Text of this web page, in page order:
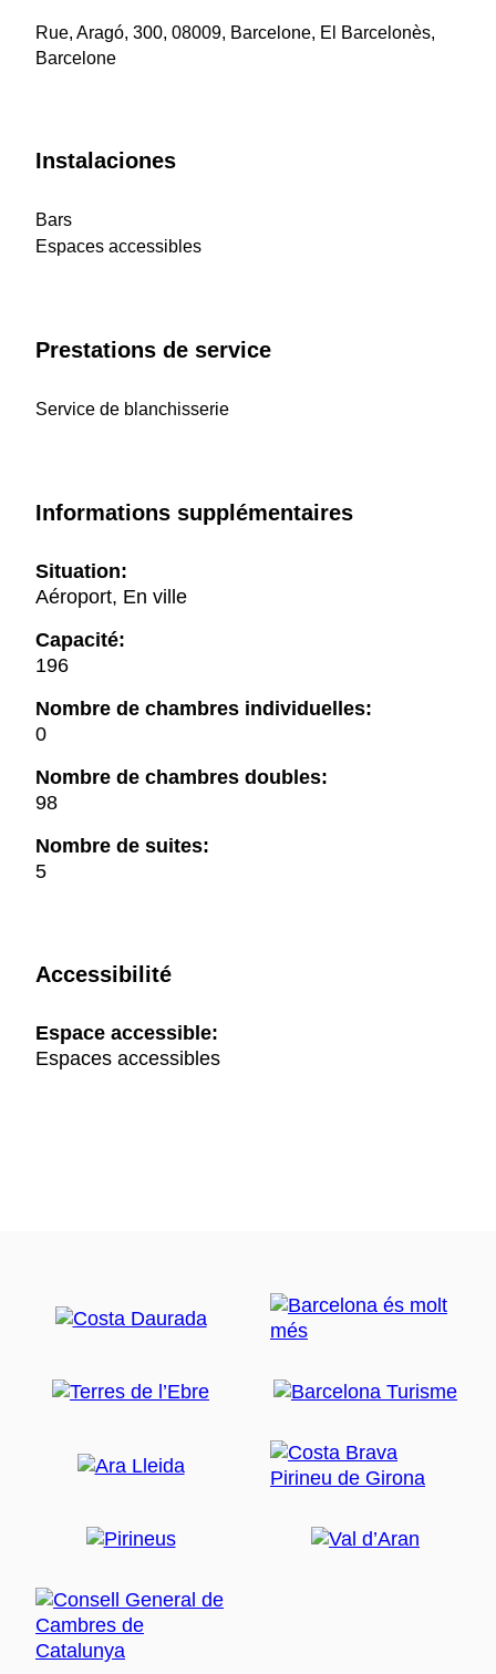
Rue, Aragó, 300, 08009, Barcelone, El Barcelonès,
Barcelone
Instalaciones
Bars
Espaces accessibles
Prestations de service
Service de blanchisserie
Informations supplémentaires
Situation:
Aéroport, En ville
Capacité:
196
Nombre de chambres individuelles:
0
Nombre de chambres doubles:
98
Nombre de suites:
5
Accessibilité
Espace accessible:
Espaces accessibles